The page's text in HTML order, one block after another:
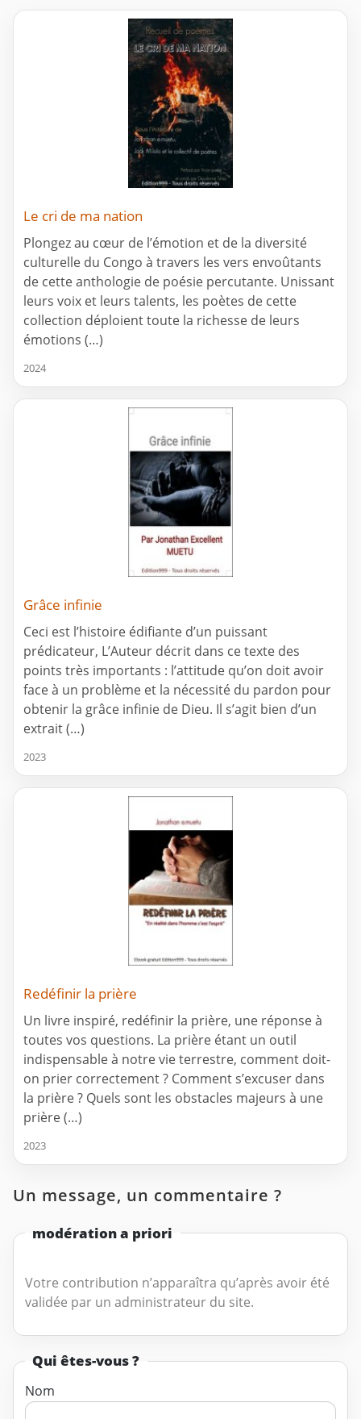
Le cri de ma nation
Plongez au cœur de l’émotion et de la diversité
culturelle du Congo à travers les vers envoûtants
de cette anthologie de poésie percutante. Unissant
leurs voix et leurs talents, les poètes de cette
collection déploient toute la richesse de leurs
émotions (…)
2024
Grâce infinie
Ceci est l’histoire édifiante d’un puissant
prédicateur, L’Auteur décrit dans ce texte des
points très importants : l’attitude qu’on doit avoir
face à un problème et la nécessité du pardon pour
obtenir la grâce infinie de Dieu. Il s’agit bien d’un
extrait (…)
2023
Redéfinir la prière
Un livre inspiré, redéfinir la prière, une réponse à
toutes vos questions. La prière étant un outil
indispensable à notre vie terrestre, comment doit-
on prier correctement ? Comment s’excuser dans
la prière ? Quels sont les obstacles majeurs à une
prière (…)
2023
Un message, un commentaire ?
modération a priori
Votre contribution n’apparaîtra qu’après avoir été
validée par un administrateur du site.
Qui êtes-vous ?
Nom